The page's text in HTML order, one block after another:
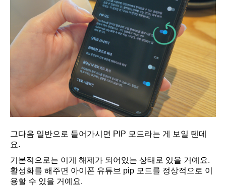
그다음 일반으로 들어가시면 PIP 모드라는 게 보일 텐데
요.
기본적으로는 이게 해제가 되어있는 상태로 있을 거예요.
활성화를 해주면 아이폰 유튜브 pip 모드를 정상적으로 이
용할 수 있을 거예요.